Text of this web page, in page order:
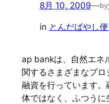
8月 10, 2009—by
in とんだばやし便
ap bankは、自然エネ
関するさまざまなプロ
融資を行っています
体ではなく、ふつうに